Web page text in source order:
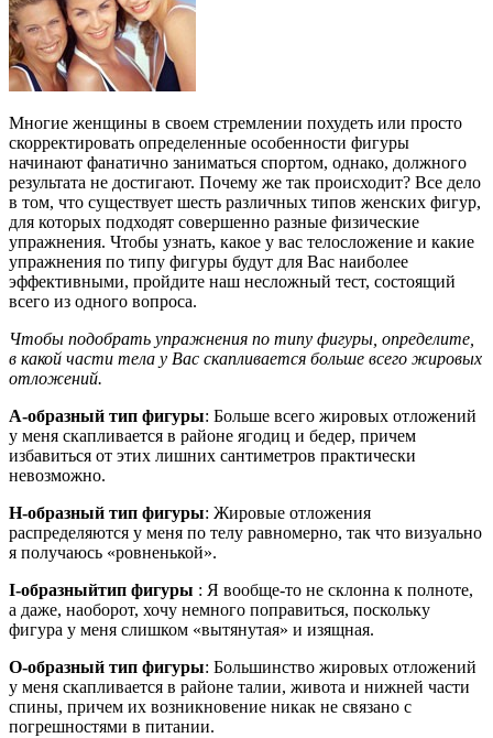
Многие женщины в своем стремлении похудеть или просто
скорректировать определенные особенности фигуры
начинают фанатично заниматься спортом, однако, должного
результата не достигают. Почему же так происходит? Все дело
в том, что существует шесть различных типов женских фигур,
для которых подходят совершенно разные физические
упражнения. Чтобы узнать, какое у вас телосложение и какие
упражнения по типу фигуры будут для Вас наиболее
эффективными, пройдите наш несложный тест, состоящий
всего из одного вопроса.
Чтобы подобрать упражнения по типу фигуры, определите,
в какой части тела у Вас скапливается больше всего жировых
отложений.
А-образный тип фигуры: Больше всего жировых отложений
у меня скапливается в районе ягодиц и бедер, причем
избавиться от этих лишних сантиметров практически
невозможно.
H-образный тип фигуры: Жировые отложения
распределяются у меня по телу равномерно, так что визуально
я получаюсь «ровненькой».
I-образныйтип фигуры : Я вообще-то не склонна к полноте,
а даже, наоборот, хочу немного поправиться, поскольку
фигура у меня слишком «вытянутая» и изящная.
O-образный тип фигуры: Большинство жировых отложений
у меня скапливается в районе талии, живота и нижней части
спины, причем их возникновение никак не связано с
погрешностями в питании.